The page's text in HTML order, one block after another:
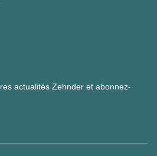
actualités Zehnder et abonnez-